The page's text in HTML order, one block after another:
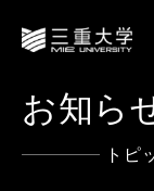
お知ら
トピ